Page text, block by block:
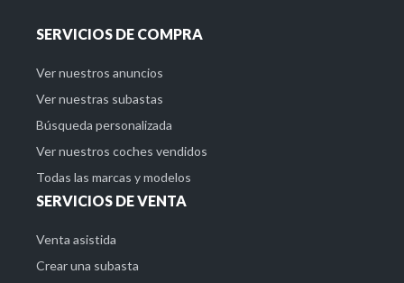
SERVICIOS DE COMPRA
Ver nuestros anuncios
Ver nuestras subastas
Búsqueda personalizada
Ver nuestros coches vendidos
Todas las marcas y modelos
SERVICIOS DE VENTA
Venta asistida
Crear una subasta